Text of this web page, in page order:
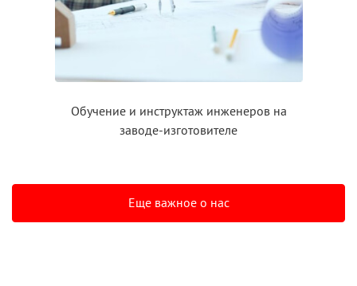
Обучение и инструктажинженеров на
заводе-изготовителе
Еще важное о нас